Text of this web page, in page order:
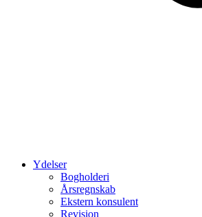
Ydelser
Bogholderi
Årsregnskab
Ekstern konsulent
Revision